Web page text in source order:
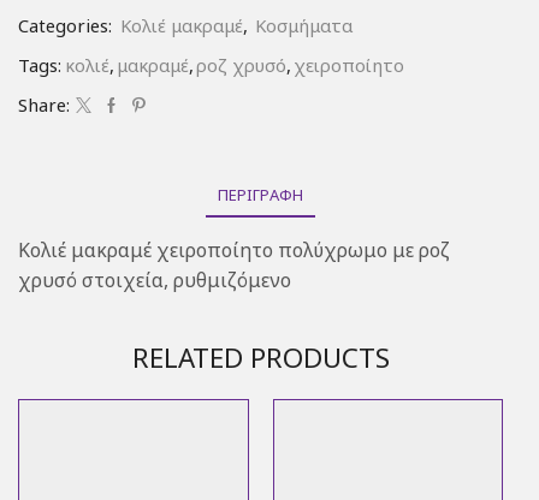
Categories: Κολιέ μακραμέ, Κοσμήματα
Tags: κολιέ, μακραμέ,ροζ χρυσό, χειροποίητο
Share:
ΠΕΡΙΓΡΑΦΉ
Κολιέ μακραμέ χειροποίητο πολύχρωμο με ροζ
χρυσό στοιχεία, ρυθμιζόμενο
RELATED PRODUCTS